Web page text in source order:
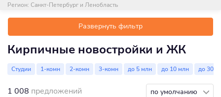
Регион: Санкт-Петербург и Ленобласть
Развернуть фильтр
Кирпичные новостройки и ЖК
Студии 1-комн 2-комн 3-комн до 5 млн до 10 млн до 30 м²
1 008 предложений по умолчанию